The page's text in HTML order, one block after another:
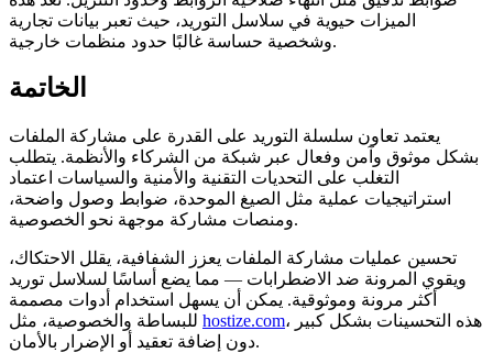
الميزات حيوية في سلاسل التوريد، حيث تعبر بيانات تجارية
وشخصية حساسة غالبًا حدود منظمات خارجية.
الخاتمة
يعتمد تعاون سلسلة التوريد على القدرة على مشاركة الملفات
بشكل موثوق وآمن وفعال عبر شبكة من الشركاء والأنظمة. يتطلب
التغلب على التحديات التقنية والأمنية والسياسات اعتماد
استراتيجيات عملية مثل الصيغ الموحدة، ضوابط وصول واضحة،
ومنصات مشاركة موجهة نحو الخصوصية.
تحسين عمليات مشاركة الملفات يعزز الشفافية، يقلل الاحتكاك،
ويقوي المرونة ضد الاضطرابات — مما يضع أساسًا لسلاسل توريد
أكثر مرونة وموثوقية. يمكن أن يسهل استخدام أدوات مصممة
hostize.com، هذه التحسينات بشكل كبير
دون إضافة تعقيد أو الإضرار بالأمان.